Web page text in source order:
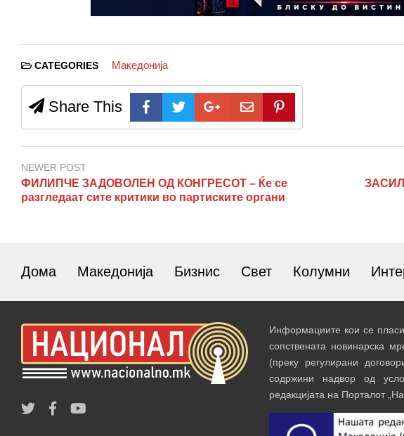
CATEGORIES Македонија
Share This
NEWER POST
ФИЛИПЧЕ ЗАДОВОЛЕН ОД КОНГРЕСОТ – Ќе се
разгледаат сите критики во партиските органи
Дома Македонија Бизнис Свет Колумни
Информациите кои се
сопствената новинарска
(преку регулирани
содржини надвор од
редакцијата на Порталот